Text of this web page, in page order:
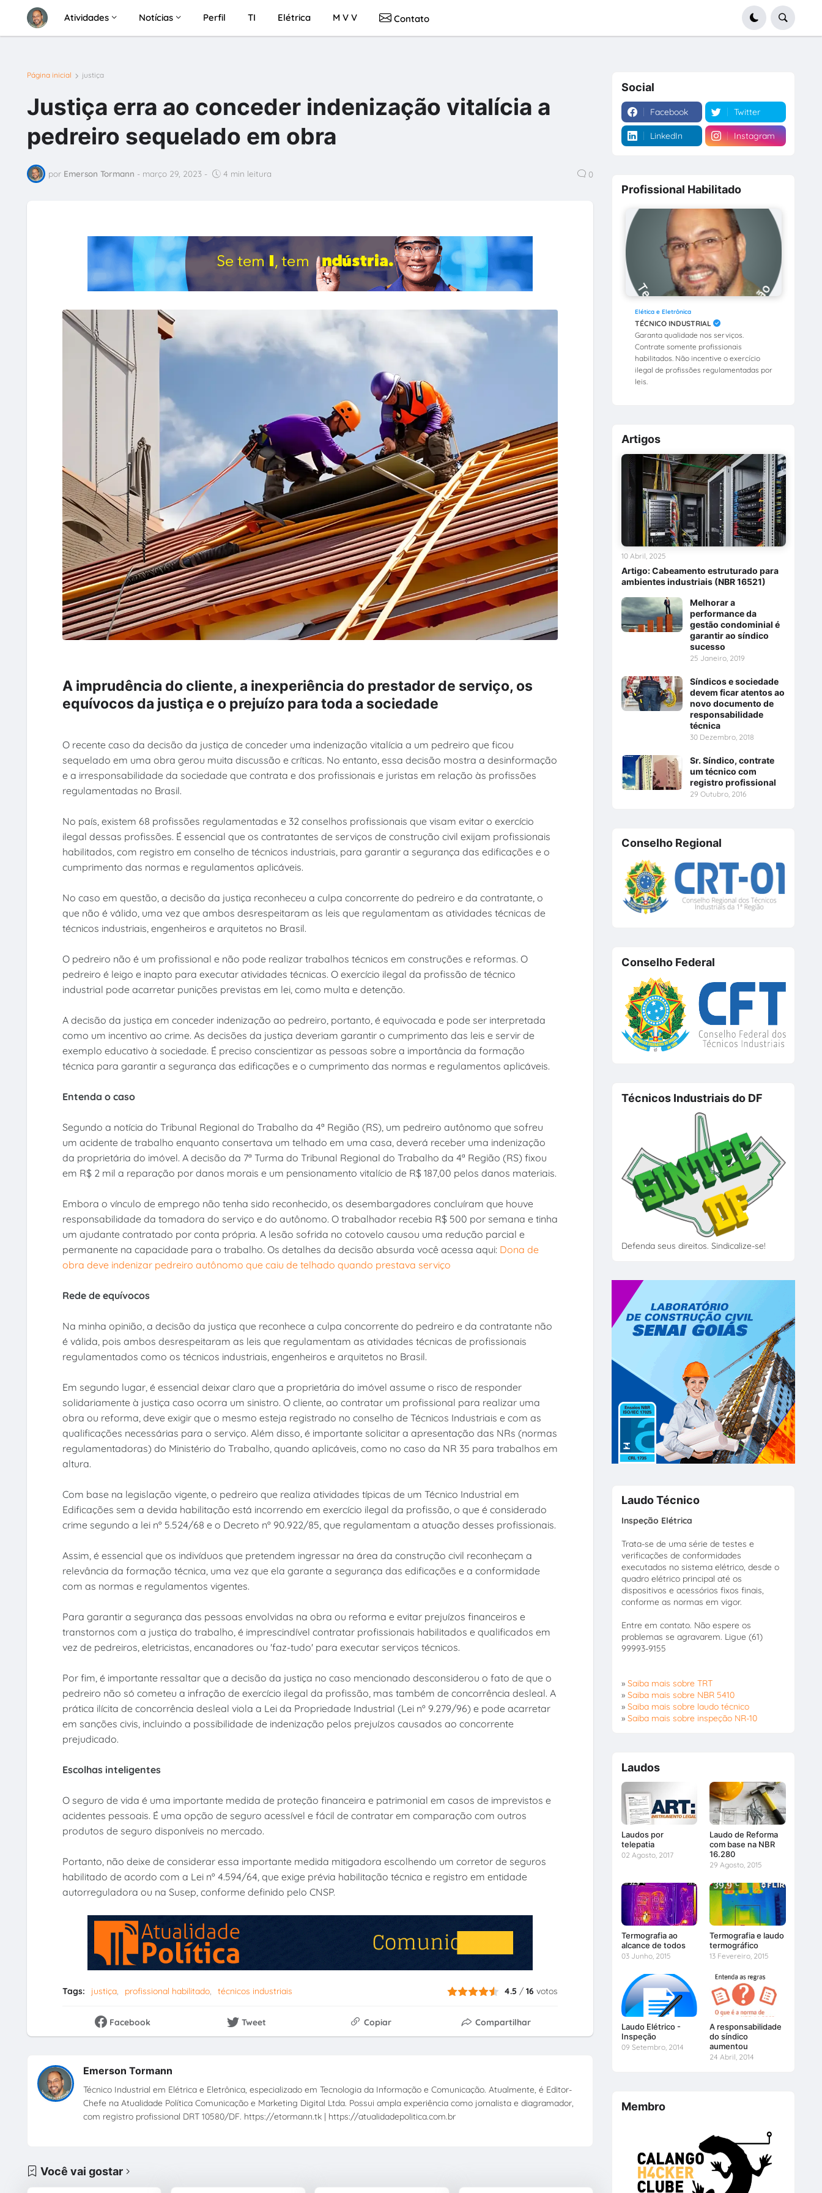
Atividades Notícias Perfil TI Elétrica M V V Contato
Página inicial justiça
Justiça erra ao conceder indenização vitalícia a
pedreiro sequelado em obra
por Emerson Tormann - março 29, 2023 - 4 min leitura 0
A imprudência do cliente, a inexperiência do prestador de serviço, os
equívocos da justiça e o prejuízo para toda a sociedade
O recente caso da decisão da justiça de conceder uma indenização vitalícia a um pedreiro que ficou
sequelado em uma obra gerou muita discussão e críticas. No entanto, essa decisão mostra a desinformação
e a irresponsabilidade da sociedade que contrata e dos profissionais e juristas em relação às profissões
regulamentadas no Brasil.
No país, existem 68 profissões regulamentadas e 32 conselhos profissionais que visam evitar o exercício
ilegal dessas profissões. É essencial que os contratantes de serviços de construção civil exijam profissionais
habilitados, com registro em conselho de técnicos industriais, para garantir a segurança das edificações e o
cumprimento das normas e regulamentos aplicáveis.
No caso em questão, a decisão da justiça reconheceu a culpa concorrente do pedreiro e da contratante, o
que não é válido, uma vez que ambos desrespeitaram as leis que regulamentam as atividades técnicas de
técnicos industriais, engenheiros e arquitetos no Brasil.
O pedreiro não é um profissional e não pode realizar trabalhos técnicos em construções e reformas. O
pedreiro é leigo e inapto para executar atividades técnicas. O exercício ilegal da profissão de técnico
industrial pode acarretar punições previstas em lei, como multa e detenção.
A decisão da justiça em conceder indenização ao pedreiro, portanto, é equivocada e pode ser interpretada
como um incentivo ao crime. As decisões da justiça deveriam garantir o cumprimento das leis e servir de
exemplo educativo à sociedade. É preciso conscientizar as pessoas sobre a importância da formação
técnica para garantir a segurança das edificações e o cumprimento das normas e regulamentos aplicáveis.
Entenda o caso
Segundo a notícia do Tribunal Regional do Trabalho da 4ª Região (RS), um pedreiro autônomo que sofreu
um acidente de trabalho enquanto consertava um telhado em uma casa, deverá receber uma indenização
da proprietária do imóvel. A decisão da 7ª Turma do Tribunal Regional do Trabalho da 4ª Região (RS) fixou
em R$ 2 mil a reparação por danos morais e um pensionamento vitalício de R$ 187,00 pelos danos materiais.
Embora o vínculo de emprego não tenha sido reconhecido, os desembargadores concluíram que houve
responsabilidade da tomadora do serviço e do autônomo. O trabalhador recebia R$ 500 por semana e tinha
um ajudante contratado por conta própria. A lesão sofrida no cotovelo causou uma redução parcial e
permanente na capacidade para o trabalho. Os detalhes da decisão absurda você acessa aqui: Dona de
obra deve indenizar pedreiro autônomo que caiu de telhado quando prestava serviço
Rede de equívocos
Na minha opinião, a decisão da justiça que reconhece a culpa concorrente do pedreiro e da contratante não
é válida, pois ambos desrespeitaram as leis que regulamentam as atividades técnicas de profissionais
regulamentados como os técnicos industriais, engenheiros e arquitetos no Brasil.
Em segundo lugar, é essencial deixar claro que a proprietária do imóvel assume o risco de responder
solidariamente à justiça caso ocorra um sinistro. O cliente, ao contratar um profissional para realizar uma
obra ou reforma, deve exigir que o mesmo esteja registrado no conselho de Técnicos Industriais e com as
qualificações necessárias para o serviço. Além disso, é importante solicitar a apresentação das NRs (normas
regulamentadoras) do Ministério do Trabalho, quando aplicáveis, como no caso da NR 35 para trabalhos em
altura.
Com base na legislação vigente, o pedreiro que realiza atividades típicas de um Técnico Industrial em
Edificações sem a devida habilitação está incorrendo em exercício ilegal da profissão, o que é considerado
crime segundo a lei nº 5.524/68 e o Decreto nº 90.922/85, que regulamentam a atuação desses profissionais.
Assim, é essencial que os indivíduos que pretendem ingressar na área da construção civil reconheçam a
relevância da formação técnica, uma vez que ela garante a segurança das edificações e a conformidade
com as normas e regulamentos vigentes.
Para garantir a segurança das pessoas envolvidas na obra ou reforma e evitar prejuízos financeiros e
transtornos com a justiça do trabalho, é imprescindível contratar profissionais habilitados e qualificados em
vez de pedreiros, eletricistas, encanadores ou 'faz-tudo' para executar serviços técnicos.
Por fim, é importante ressaltar que a decisão da justiça no caso mencionado desconsiderou o fato de que o
pedreiro não só cometeu a infração de exercício ilegal da profissão, mas também de concorrência desleal. A
prática ilícita de concorrência desleal viola a Lei da Propriedade Industrial (Lei nº 9.279/96) e pode acarretar
em sanções civis, incluindo a possibilidade de indenização pelos prejuízos causados ao concorrente
prejudicado.
Escolhas inteligentes
O seguro de vida é uma importante medida de proteção financeira e patrimonial em casos de imprevistos e
acidentes pessoais. É uma opção de seguro acessível e fácil de contratar em comparação com outros
produtos de seguro disponíveis no mercado.
Portanto, não deixe de considerar essa importante medida mitigadora escolhendo um corretor de seguros
habilitado de acordo com a Lei nº 4.594/64, que exige prévia habilitação técnica e registro em entidade
autorreguladora ou na Susep, conforme definido pelo CNSP.
Tags: justiça profissional habilitado técnicos industriais 4.5 /16 votos
Facebook Tweet Copiar Compartilhar
Emerson Tormann
Técnico Industrial em Elétrica e Eletrônica, especializado em Tecnologia da Informação e Comunicação. Atualmente, é Editor-
Chefe na Atualidade Política Comunicação e Marketing Digital Ltda. Possui ampla experiência como jornalista e diagramador,
com registro profissional DRT 10580/DF. https://etormann.tk | https://atualidadepolitica.com.br
Você vai gostar
Social
Facebook Twitter
LinkedIn Instagram
Profissional Habilitado
Elética e Eletrônica
TÉCNICO INDUSTRIAL
Garanta qualidade nos serviços.
Contrate somente profissionais
habilitados. Não incentive o exercício
ilegal de profissões regulamentadas por
leis.
Artigos
Artigo: Cabeamento estruturado para
ambientes industriais (NBR 16521)
10 Abril, 2025
Melhorar a
performance da
gestão condominial é
garantir ao síndico
sucesso
25 Janeiro, 2019
Síndicos e sociedade
devem ficar atentos ao
novo documento de
responsabilidade
técnica
30 Dezembro, 2018
Sr. Síndico, contrate
um técnico com
registro profissional
29 Outubro, 2016
Conselho Regional
Conselho Federal
Técnicos Industriais do DF
Defenda seus direitos. Sindicalize-se!
Laudo Técnico
Inspeção Elétrica
Trata-se de uma série de testes e
verificações de conformidades
executados no sistema elétrico, desde o
quadro elétrico principal até os
dispositivos e acessórios fixos finais,
conforme as normas em vigor.
Entre em contato. Não espere os
problemas se agravarem. Ligue (61)
99993-9155
» Saiba mais sobre TRT
» Saiba mais sobre NBR 5410
» Saiba mais sobre laudo técnico
» Saiba mais sobre inspeção NR-10
Laudos
Laudos por
telepatia
02 Agosto, 2017
Laudo de Reforma
com base na NBR
16.280
29 Agosto, 2015
Termografia ao
alcance de todos
03 Junho, 2015
Termografia e laudo
termográfico
13 Fevereiro, 2015
Laudo Elétrico -
Inspeção
09 Setembro, 2014
A responsabilidade
do síndico
aumentou
24 Abril, 2014
Membro